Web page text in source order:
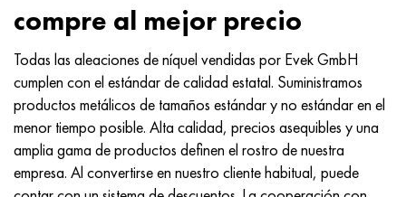
compre al mejor precio
Todas las aleaciones de níquel vendidas por Evek GmbH
cumplen con el estándar de calidad estatal. Suministramos
productos metálicos de tamaños estándar y no estándar en el
menor tiempo posible. Alta calidad, precios asequibles y una
amplia gama de productos definen el rostro de nuestra
empresa. Al convertirse en nuestro cliente habitual, puede